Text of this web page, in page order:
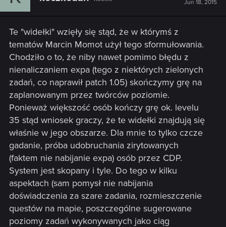
Jun 18, 2015
Te "widełki" wzięły się stąd, że w którymś z
tematów Marcin Momot użył tego sformułowania.
Chodziło o to, że niby nawet pomimo błędu z
nienaliczaniem expa (tego z niektórych zielonych
zadań, co naprawił patch 1.05) skończymy grę na
zaplanowanym przez twórców poziomie.
Ponieważ większość osób kończy grę ok. levelu
35 stąd wniosek graczy, że te widełki znajdują się
właśnie w jego obszarze. Dla mnie to tylko czcze
gadanie, próba udobruchania zirytowanych
(faktem nie nabijanie expa) osób przez CDP.
System jest skopany i tyle. Do tego w kilku
aspektach (sam pomysł nie nabijania
doświadczenia za szare zadania, rozmieszczenie
questów na mapie, poszczególne sugerowane
poziomy zadań wykonywanych jako ciąg